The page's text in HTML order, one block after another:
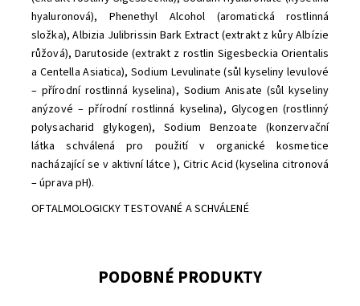
hyaluronová), Phenethyl Alcohol (aromatická rostlinná
složka), Albizia Julibrissin Bark Extract (extrakt z kůry Albízie
růžová), Darutoside (extrakt z rostlin Sigesbeckia Orientalis
a Centella Asiatica), Sodium Levulinate (sůl kyseliny levulové
– přírodní rostlinná kyselina), Sodium Anisate (sůl kyseliny
anýzové – přírodní rostlinná kyselina), Glycogen (rostlinný
polysacharid glykogen), Sodium Benzoate (konzervační
látka schválená pro použití v organické kosmetice
nacházající se v aktivní látce ), Citric Acid (kyselina citronová
– úprava pH).
OFTALMOLOGICKY TESTOVANÉ A SCHVÁLENÉ
PODOBNÉ PRODUKTY